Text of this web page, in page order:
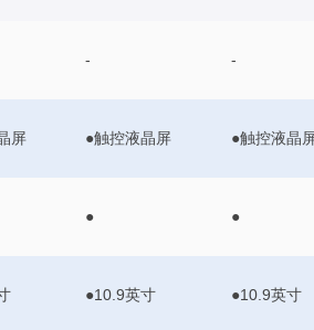
- -
屏 ●触控液晶屏 ●触控液晶
● ●
●10.9英寸 ●10.9英寸